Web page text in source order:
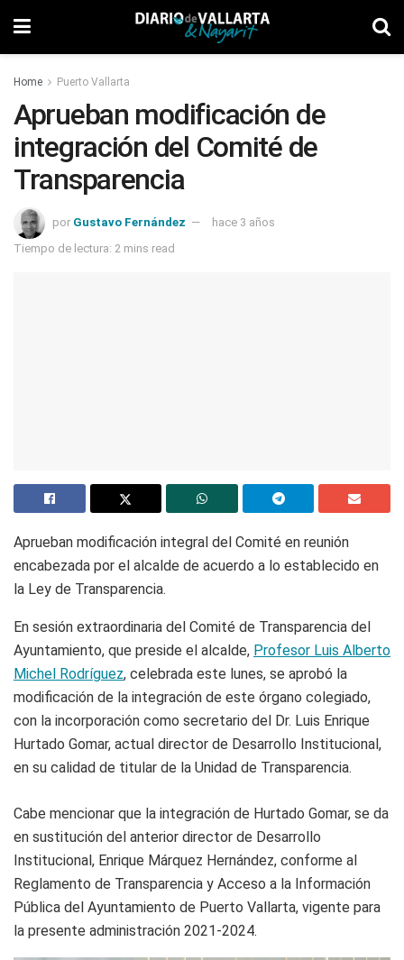
Home Puerto Vallarta
Aprueban modificación de
integración del Comité de
Transparencia
por Gustavo Fernández
hace 3 años
Tiempo de lectura: 2 mins read
Aprueban modificación integral del Comité en reunión
encabezada por el alcalde de acuerdo a lo establecido en
la Ley de Transparencia.
En sesión extraordinaria del Comité de Transparencia del
Ayuntamiento, que preside el alcalde, Profesor Luis Alberto
Michel Rodríguez, celebrada este lunes, se aprobó la
modificación de la integración de este órgano colegiado,
con la incorporación como secretario del Dr. Luis Enrique
Hurtado Gomar, actual director de Desarrollo Institucional,
en su calidad de titular de la Unidad de Transparencia.
Cabe mencionar que la integración de Hurtado Gomar, se da
en sustitución del anterior director de Desarrollo
Institucional, Enrique Márquez Hernández, conforme al
Reglamento de Transparencia y Acceso a la Información
Pública del Ayuntamiento de Puerto Vallarta, vigente para
la presente administración 2021-2024.